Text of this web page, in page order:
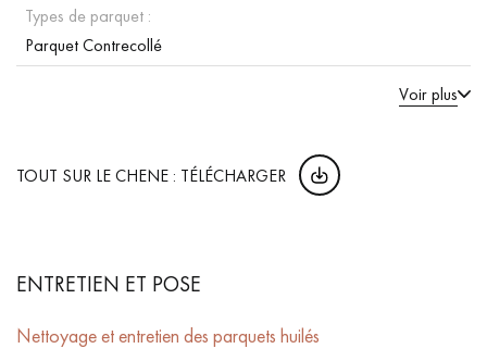
Types de parquet :
Parquet Contrecollé
Voir plus
TOUT SUR LE CHENE : TÉLÉCHARGER
ENTRETIEN ET POSE
Nettoyage et entretien des parquets huilés